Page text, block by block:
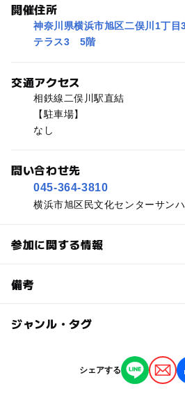
開催住所
神奈川県横浜市旭区二俣川1丁目
テラス3 5階
交通アクセス
相鉄線二俣川駅直結
【駐車場】
なし
問い合わせ先
045-364-3810
横浜市旭区民文化センターサン
参加に関する情報
予約/応募
備考
※掲載の情報は天候や主催者側
情報提供：イベントバンク
ジャンル・タグ
シェアする